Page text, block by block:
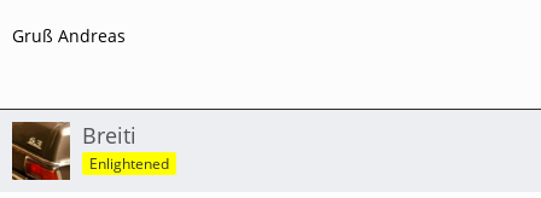
Gruß Andreas
Breiti
Enlightened